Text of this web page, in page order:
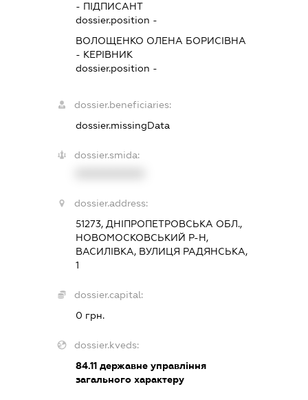
- ПІДПИСАНТ
dossier.position -
ВОЛОЩЕНКО ОЛЕНА БОРИСІВНА
- КЕРІВНИК
dossier.position -
dossier.beneficiaries:
dossier.missingData
dossier.smida:
dossier.address:
51273, ДНІПРОПЕТРОВСЬКА ОБЛ.,
НОВОМОСКОВСЬКИЙ Р-Н,
ВАСИЛІВКА, ВУЛИЦЯ РАДЯНСЬКА,
1
dossier.capital:
0 грн.
dossier.kveds:
84.11 державне управління
загального характеру